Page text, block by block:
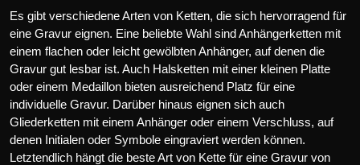
Es gibt verschiedene Arten von Ketten, die sich hervorragend für
eine Gravur eignen. Eine beliebte Wahl sind Anhängerketten mit
einem flachen oder leicht gewölbten Anhänger, auf denen die
Gravur gut lesbar ist. Auch Halsketten mit einer kleinen Platte
oder einem Medaillon bieten ausreichend Platz für eine
individuelle Gravur. Darüber hinaus eignen sich auch
Gliederketten mit einem Anhänger oder einem Verschluss, auf
denen Initialen oder Symbole eingraviert werden können.
Letztendlich hängt die beste Art von Kette für eine Gravur von